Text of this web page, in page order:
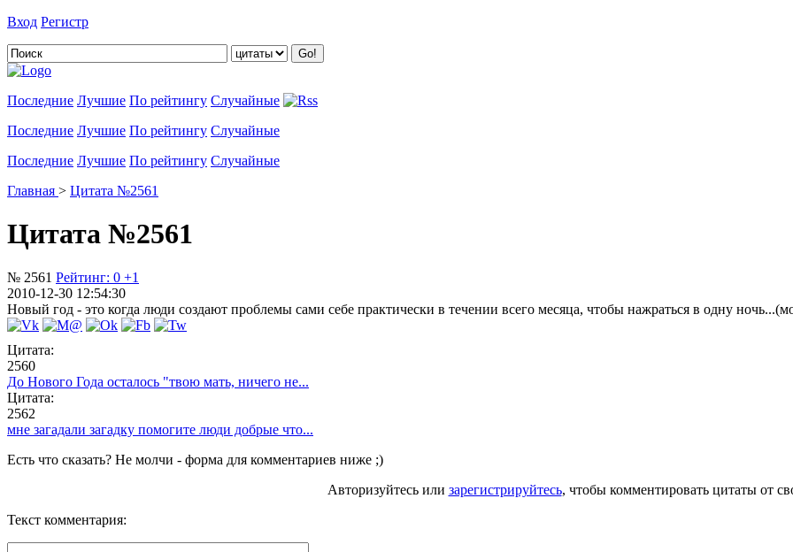
Вход Регистр
Последние Лучшие По рейтингу Случайные
Последние Лучшие По рейтингу Случайные
Последние Лучшие По рейтингу Случайные
Главная > Цитата №2561
Цитата №2561
№ 2561 Рейтинг: 0 +1
2010-12-30 12:54:30
Новый год - это когда люди создают проблемы сами себе практически в течении всего месяца, чтобы нажраться в одну
Цитата:
2560
До Нового Года осталось "твою мать, ничего не...
Цитата:
2562
мне загадали загадку помогите люди добрые что...
Есть что сказать? Не молчи - форма для комментариев ниже ;)
Авторизуйтесь или зарегистрируйтесь, чтобы комментировать цитаты от
Текст комментария: